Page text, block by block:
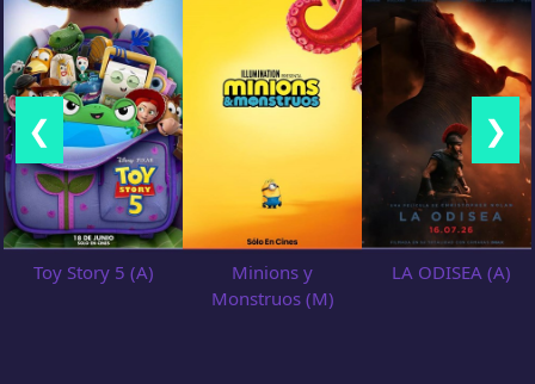
❮
Toy Story 5 (A)
Minions y
Monstruos (M)
LA ODISEA (A)
❯